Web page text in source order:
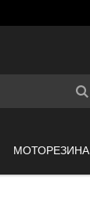
МОТОРЕЗИНА